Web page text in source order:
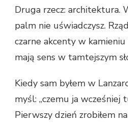
Druga rzecz: architektura.
palm nie uświadczysz.
czarne akcenty w
mają sens w tamtejszym
Kiedy sam byłem w
myśl: „czemu ja wcześniej
Pierwszy dzień zrobiłem